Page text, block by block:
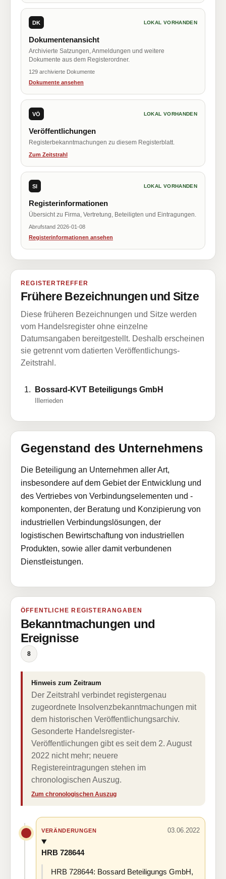
DK LOKAL VORHANDEN
Dokumentenansicht
Archivierte Satzungen, Anmeldungen und weitere
Dokumente aus dem Registerordner.
129 archivierte Dokumente
Dokumente ansehen
VÖ LOKAL VORHANDEN
Veröffentlichungen
Registerbekanntmachungen zu diesem Registerblatt.
Zum Zeitstrahl
SI LOKAL VORHANDEN
Registerinformationen
Übersicht zu Firma, Vertretung, Beteiligten und Eintragungen.
Abrufstand 2026-01-08
Registerinformationen ansehen
REGISTERTREFFER
Frühere Bezeichnungen und Sitze
Diese früheren Bezeichnungen und Sitze werden
vom Handelsregister ohne einzelne
Datumsangaben bereitgestellt. Deshalb erscheinen
sie getrennt vom datierten Veröffentlichungs-
Zeitstrahl.
Bossard-KVT Beteiligungs GmbH
Illerrieden
Gegenstand des Unternehmens
Die Beteiligung an Unternehmen aller Art,
insbesondere auf dem Gebiet der Entwicklung und
des Vertriebes von Verbindungselementen und -
komponenten, der Beratung und Konzipierung von
industriellen Verbindungslösungen, der
logistischen Bewirtschaftung von industriellen
Produkten, sowie aller damit verbundenen
Dienstleistungen.
ÖFFENTLICHE REGISTERANGABEN
Bekanntmachungen und
Ereignisse
8
Hinweis zum Zeitraum
Der Zeitstrahl verbindet registergenau
zugeordnete Insolvenzbekanntmachungen mit
dem historischen Veröffentlichungsarchiv.
Gesonderte Handelsregister-
Veröffentlichungen gibt es seit dem 2. August
2022 nicht mehr; neuere
Registereintragungen stehen im
chronologischen Auszug.
Zum chronologischen Auszug
VERÄNDERUNGEN 03.06.2022
HRB 728644
HRB 728644: Bossard Beteiligungs GmbH,